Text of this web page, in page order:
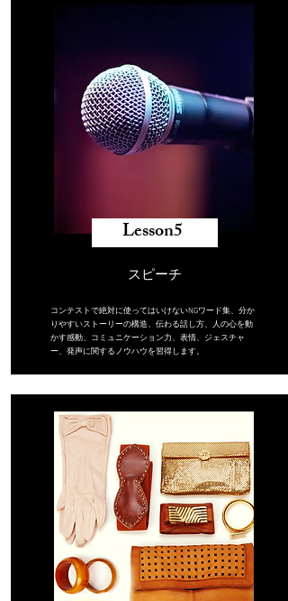
​Lesson5 ​
スピーチ
コンテストで絶対に使ってはいけないNGワード集、分か
りやすいストーリーの構造、伝わる話し方、人の心を動
かす感動、コミュニケーション力、表情、ジェスチャ
ー、発声に関するノウハウを習得します。